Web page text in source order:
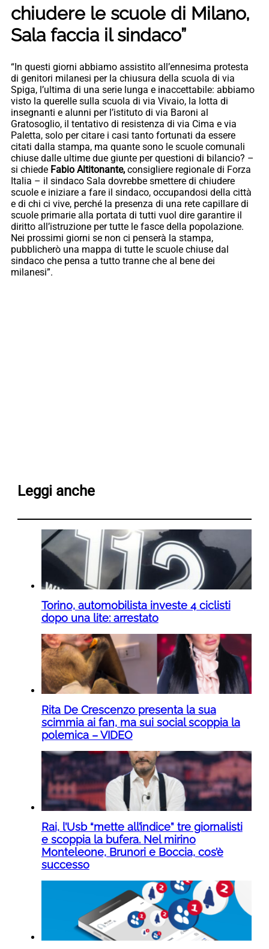
chiudere le scuole di Milano,
Sala faccia il sindaco”
“In questi giorni abbiamo assistito all’ennesima protesta
di genitori milanesi per la chiusura della scuola di via
Spiga, l’ultima di una serie lunga e inaccettabile: abbiamo
visto la querelle sulla scuola di via Vivaio, la lotta di
insegnanti e alunni per l’istituto di via Baroni al
Gratosoglio, il tentativo di resistenza di via Cima e via
Paletta, solo per citare i casi tanto fortunati da essere
citati dalla stampa, ma quante sono le scuole comunali
chiuse dalle ultime due giunte per questioni di bilancio? –
si chiede Fabio Altitonante, consigliere regionale di Forza
Italia – il sindaco Sala dovrebbe smettere di chiudere
scuole e iniziare a fare il sindaco, occupandosi della città
e di chi ci vive, perché la presenza di una rete capillare di
scuole primarie alla portata di tutti vuol dire garantire il
diritto all’istruzione per tutte le fasce della popolazione.
Nei prossimi giorni se non ci penserà la stampa,
pubblicherò una mappa di tutte le scuole chiuse dal
sindaco che pensa a tutto tranne che al bene dei
milanesi”.
Leggi anche
Torino, automobilista investe 4 ciclisti
dopo una lite: arrestato
Rita De Crescenzo presenta la sua
scimmia ai fan, ma sui social scoppia la
polemica – VIDEO
Rai, l’Usb “mette all’indice” tre giornalisti
e scoppia la bufera. Nel mirino
Monteleone, Brunori e Boccia, cos’è
successo